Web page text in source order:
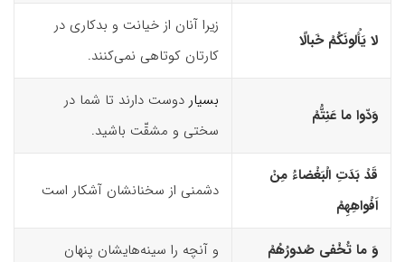
لا یَأْلونَکُمْ خَبالًا
زیرا آنان از خیانت و بدکاری در
کارتان کوتاهی نمی‌کنند.
وَدّوا ما عَنِتُّمْ
بسیار دوست دارند تا شما در
سختی و مشقّت باشید.
قَدْ بَدَتِ الْبَغْضاءُ مِنْ
اَفْواهِهِمْ
دشمنی از سخنانشان آشکار است
وَ ما تُخْفى صُدورُهُمْ
و آنچه را سینه‌هایشان پنهان